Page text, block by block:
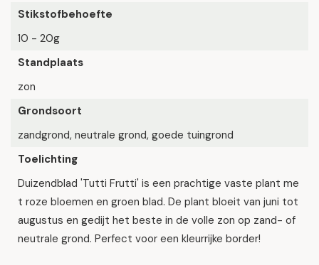
Stikstofbehoefte
10 - 20g
Standplaats
zon
Grondsoort
zandgrond, neutrale grond, goede tuingrond
Toelichting
Duizendblad 'Tutti Frutti' is een prachtige vaste plant me
t roze bloemen en groen blad. De plant bloeit van juni tot
augustus en gedijt het beste in de volle zon op zand- of
neutrale grond. Perfect voor een kleurrijke border!